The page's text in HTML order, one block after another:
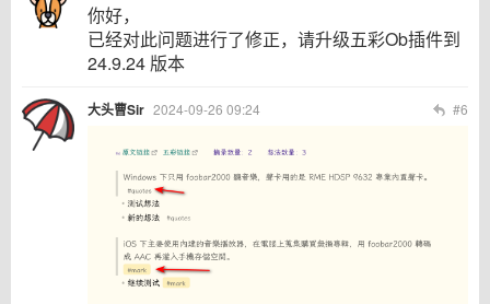
你好，
已经对此问题进行了修正，请升级五彩Ob插件到
24.9.24 版本
大头曹Sir 2024-09-26 09:24 #6